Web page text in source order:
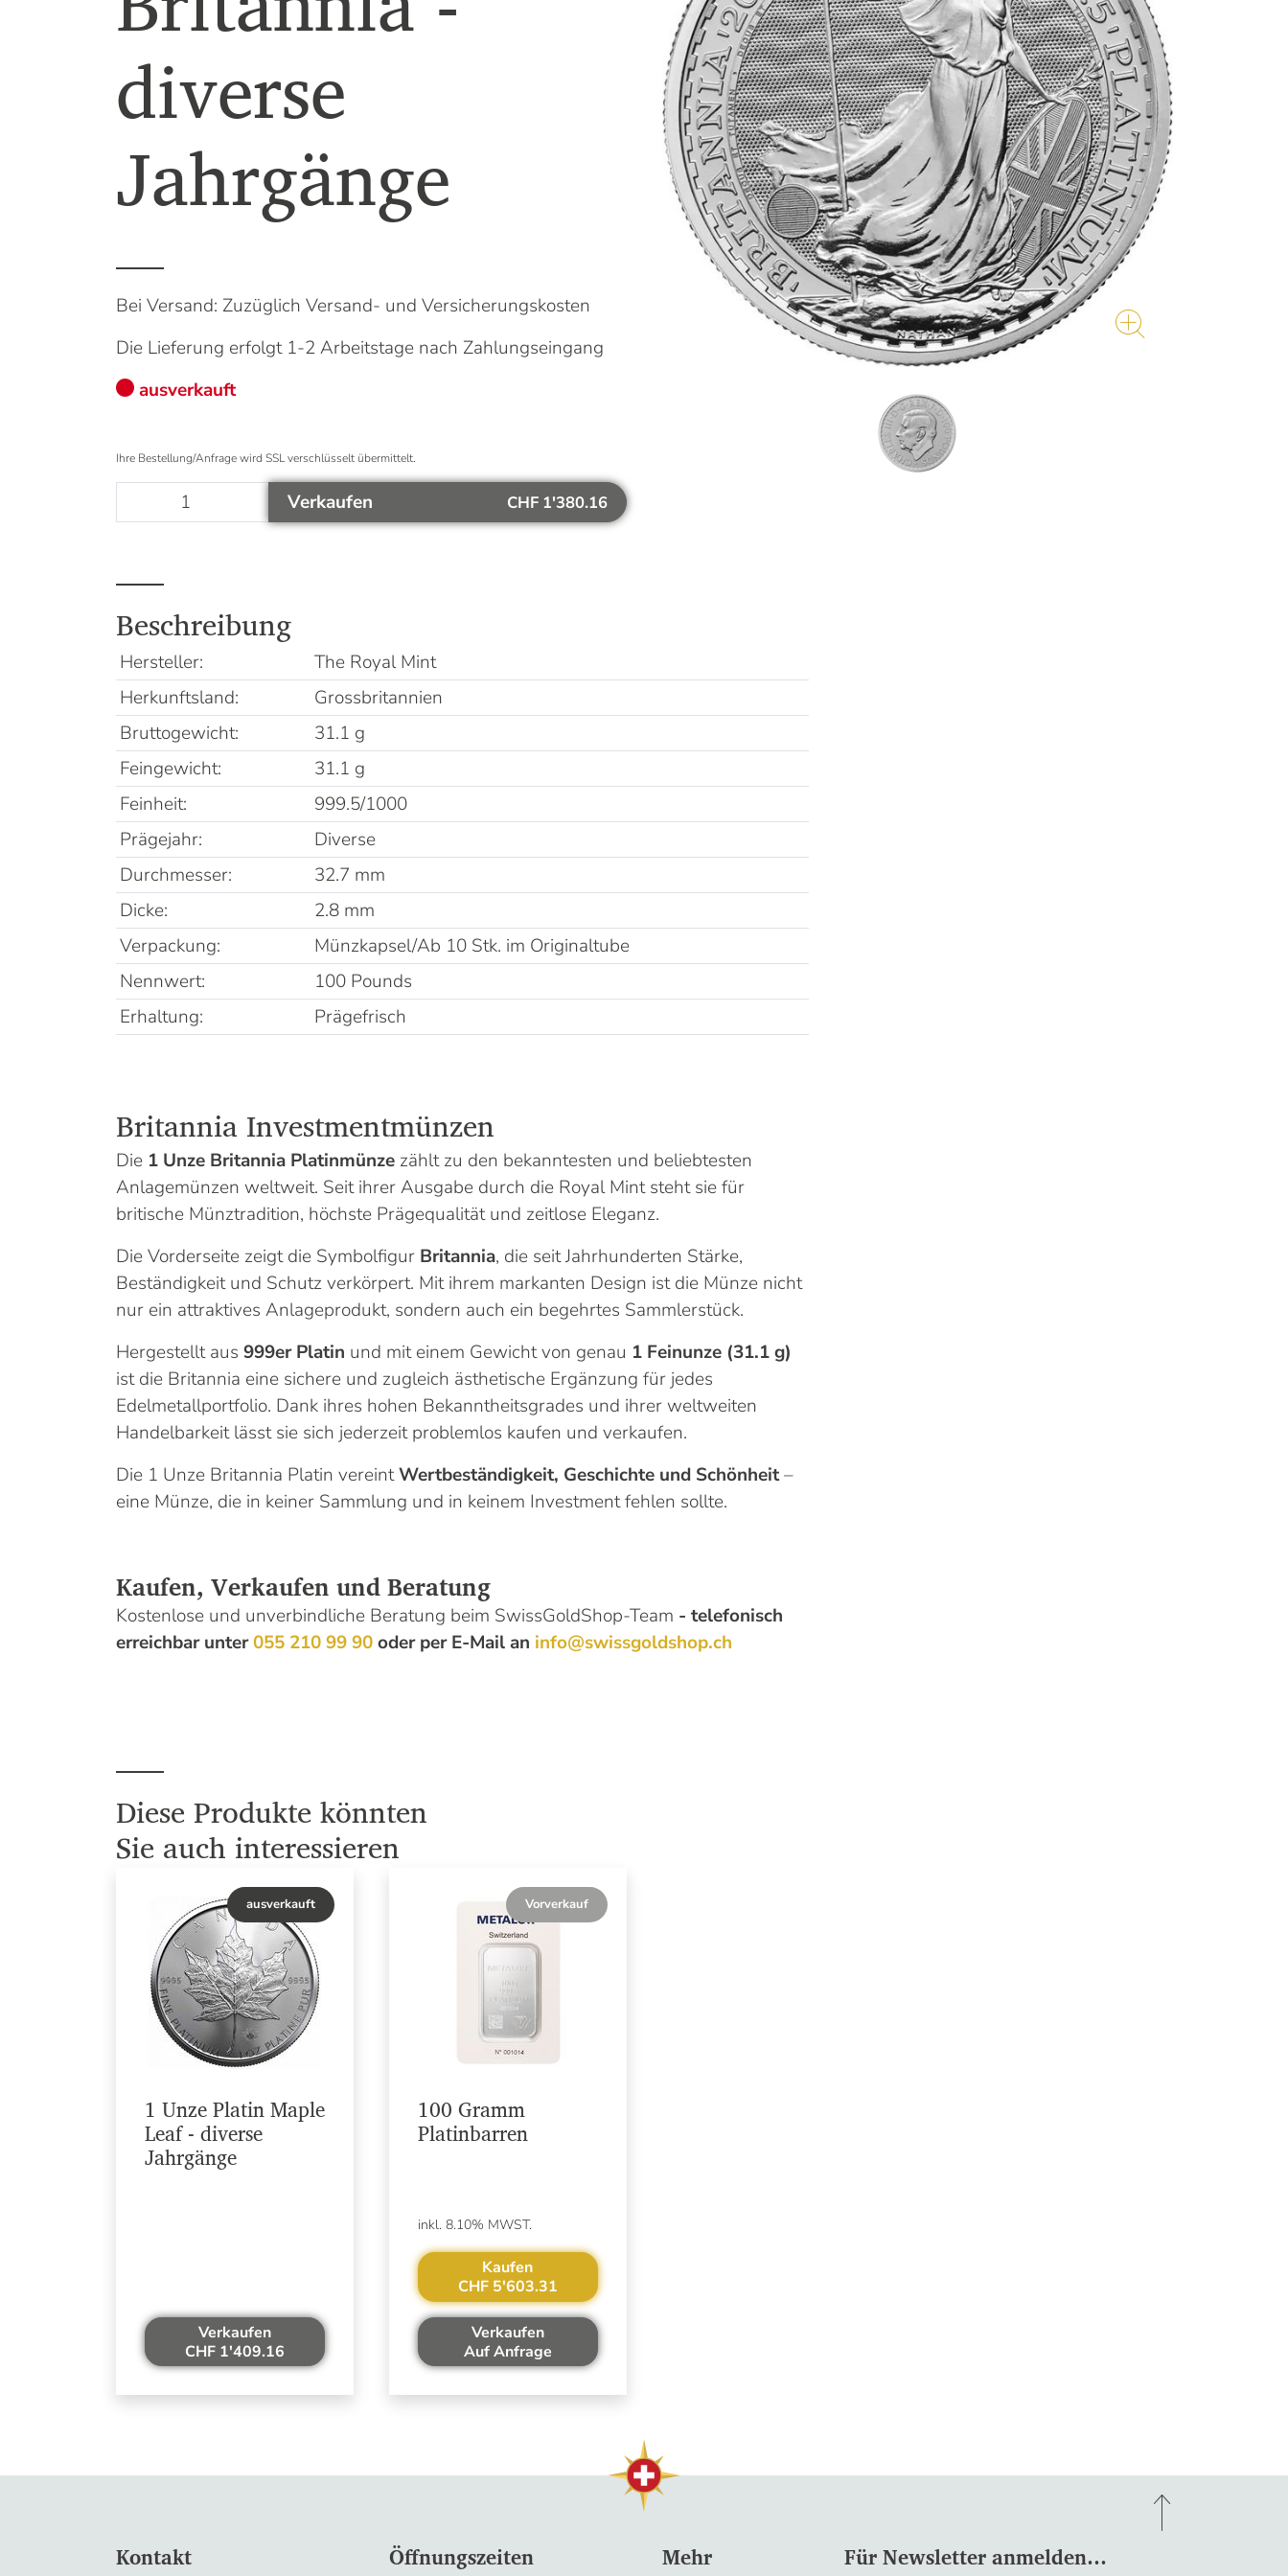
Mehr Informationen
diverse
Jahrgänge
Bei Versand: Zuzüglich Versand- und Versicherungskosten
Die Lieferung erfolgt 1-2 Arbeitstage nach Zahlungseingang
ausverkauft
Ihre Bestellung/Anfrage wird SSL verschlüsselt übermittelt.
Verkaufen CHF 1'380.16
Beschreibung
Hersteller:
The Royal Mint
Herkunftsland:
Grossbritannien
Bruttogewicht:
31.1 g
Feingewicht:
31.1 g
Feinheit:
999.5/1000
Prägejahr:
Diverse
Durchmesser:
32.7 mm
Dicke:
2.8 mm
Verpackung:
Münzkapsel/Ab 10 Stk. im Originaltube
Nennwert:
100 Pounds
Erhaltung:
Prägefrisch
Britannia Investmentmünzen
Die 1 Unze Britannia Platinmünzezählt zu den bekanntesten und beliebtesten
Anlagemünzen weltweit. Seit ihrer Ausgabe durch die Royal Mint steht sie für
britische Münztradition, höchste Prägequalität und zeitlose Eleganz.
Die Vorderseite zeigt die Symbolfigur Britannia, die seit Jahrhunderten Stärke,
Beständigkeit und Schutz verkörpert. Mit ihrem markanten Design ist die Münze nicht
nur ein attraktives Anlageprodukt, sondern auch ein begehrtes Sammlerstück.
Hergestellt aus 999er Platin und mit einem Gewicht von genau 1 Feinunze (31.1 g)
ist die Britannia eine sichere und zugleich ästhetische Ergänzung für jedes
Edelmetallportfolio. Dank ihres hohen Bekanntheitsgrades und ihrer weltweiten
Handelbarkeit lässt sie sich jederzeit problemlos kaufen und verkaufen.
Die 1 Unze Britannia Platin vereintWertbeständigkeit, Geschichte und Schönheit–
eine Münze, die in keiner Sammlung und in keinem Investment fehlen sollte.
Kaufen, Verkaufen und Beratung
Kostenlose und unverbindliche Beratung beim SwissGoldShop-Team - telefonisch
erreichbar unter055 210 99 90oder per E-Mail an info@swissgoldshop.ch
Diese Produkte könnten
Sie auch interessieren
ausverkauft
1 Unze Platin Maple
Leaf - diverse
Jahrgänge
Verkaufen
CHF 1'409.16
Vorverkauf
100 Gramm
Platinbarren
inkl. 8.10% MWST.
Kaufen
CHF 5'603.31
Verkaufen
Auf Anfrage
Kontakt Öffnungszeiten Mehr Für Newsletter anmelden…
Unser Kompass weist Ihnen gerne den Weg.
Das könnte Sie auch interessieren
Warum ist Gold eine gute Investition?
Welche Silbermünzen kaufen?
Flexible Goldbarren kaufen